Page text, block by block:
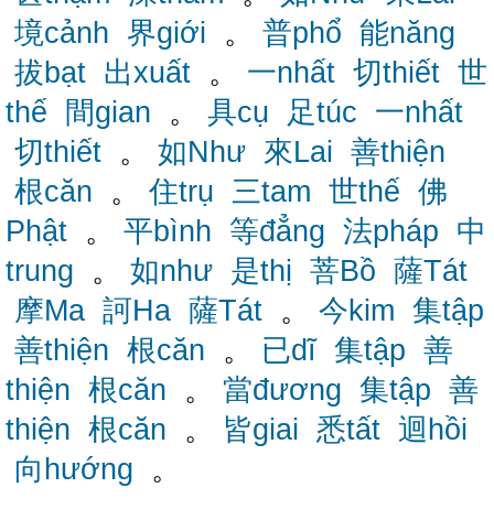
境cảnh 界giới 。 普phổ 能năng
拔bạt 出xuất 。 一nhất 切thiết 世
thế
間gian 。 具cụ 足túc 一nhất
切thiết 。 如Như 來Lai 善thiện
根căn 。 住trụ 三tam 世thế 佛
Phật 。 平bình 等đẳng 法pháp 中
trung 。 如như 是thị 菩Bồ 薩Tát
摩Ma 訶Ha 薩Tát 。 今kim 集tập
善thiện 根căn 。 已dĩ 集tập 善
thiện 根căn 。 當đương 集tập 善
thiện 根căn 。 皆giai 悉tất 迴hồi
向hướng 。